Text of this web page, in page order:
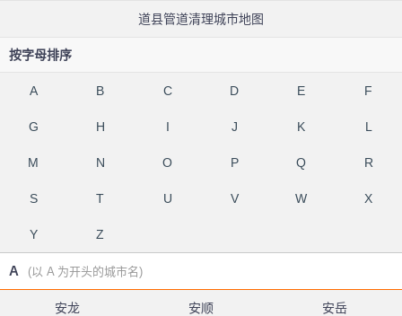
道县管道清理城市地图
按字母排序
A B C D E F
G H I J K L
M N O P Q R
S T U V W X
Y Z
A (以 A 为开头的城市名)
安龙 安顺 安岳